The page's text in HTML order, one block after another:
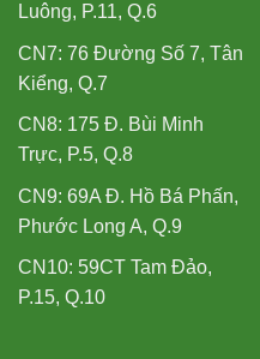
Luông, P.11, Q.6
CN7: 76 Đường Số 7, Tân
Kiểng, Q.7
CN8: 175 Đ. Bùi Minh
Trực, P.5, Q.8
CN9: 69A Đ. Hồ Bá Phấn,
Phước Long A, Q.9
CN10: 59CT Tam Đảo,
P.15, Q.10